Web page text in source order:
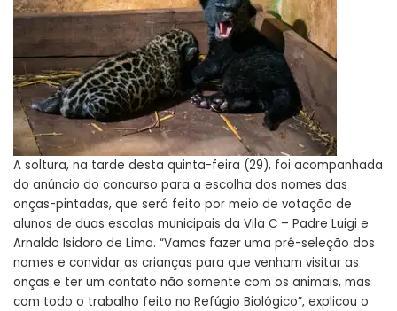
A soltura, na tarde desta quinta-feira (29), foi acompanhada
do anúncio do concurso para a escolha dos nomes das
onças-pintadas, que será feito por meio de votação de
alunos de duas escolas municipais da Vila C – Padre Luigi e
Arnaldo Isidoro de Lima. “Vamos fazer uma pré-seleção dos
nomes e convidar as crianças para que venham visitar as
onças e ter um contato não somente com os animais, mas
com todo o trabalho feito no Refúgio Biológico”, explicou o